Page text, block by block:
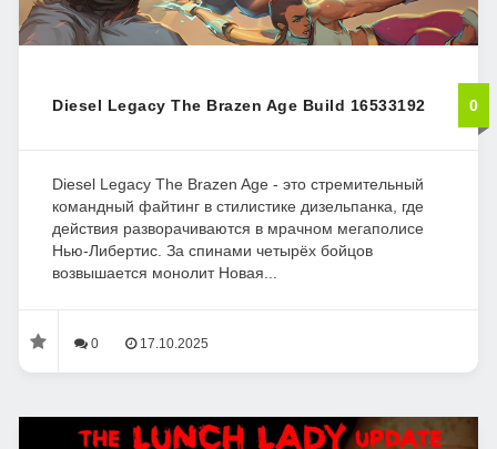
Diesel Legacy The Brazen Age Build 16533192 0
Diesel Legacy The Brazen Age - это стремительный
командный файтинг в стилистике дизельпанка, где
действия разворачиваются в мрачном мегаполисе
Нью-Либертис. За спинами четырёх бойцов
возвышается монолит Новая...
0 17.10.2025